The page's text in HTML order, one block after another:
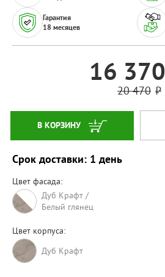
Гарантия
18 месяцев
16 370
20 470
В КОРЗИНУ
Срок доставки: 1 день
Цвет фасада:
Дуб Крафт /
Белый глянец
Цвет корпуса:
Дуб Крафт